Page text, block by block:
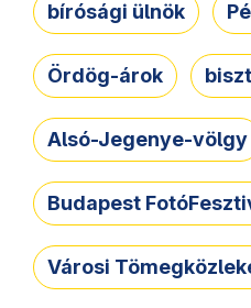
bírósági ülnök
Ördög-árok
Alsó-Jegenye-völgy
Budapest
Városi